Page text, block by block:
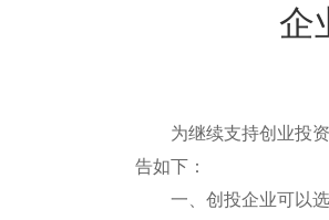
企
为继续支持创业投资
告如下：
一、创投企业可以选